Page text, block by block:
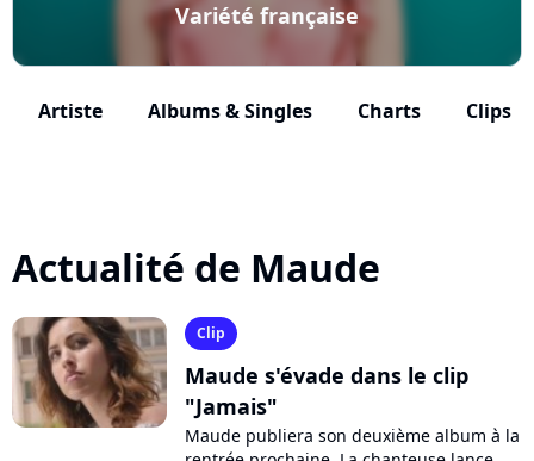
Variété française
Artiste Albums & Singles Charts Clips
Actualité de Maude
Clip
Maude s'évade dans le clip
"Jamais"
Maude publiera son deuxième album à la